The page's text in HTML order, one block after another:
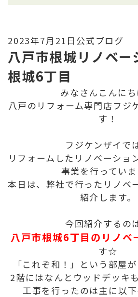
2023年7月21日 公式ブログ
八戸市根城リノベー
根城6丁目
みなさんこんにち
八戸のリフォーム専門店フジ
す！
フジケンザイで
リフォームしたリノベーショ
事業を行っていま
本日は、弊社で行ったリノベ
紹介します。
今回紹介するの
八戸市根城6丁目のリノベ
す☆
「これぞ和！」という部屋
2階にはなんとウッドデッキ
工事を行ったのは主に以下